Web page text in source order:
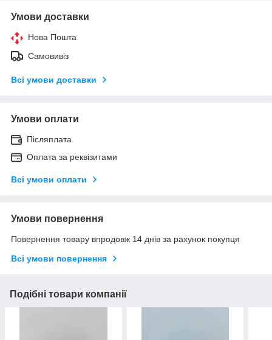
Умови доставки
Нова Пошта
Самовивіз
Всі умови доставки
Умови оплати
Післяплата
Оплата за реквізитами
Всі умови оплати
Умови повернення
Повернення товару впродовж 14 днів за рахунок покупця
Всі умови повернення
Подібні товари компанії